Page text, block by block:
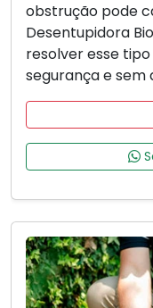
obstrução pode
Desentupidora
resolver esse
segurança e sem